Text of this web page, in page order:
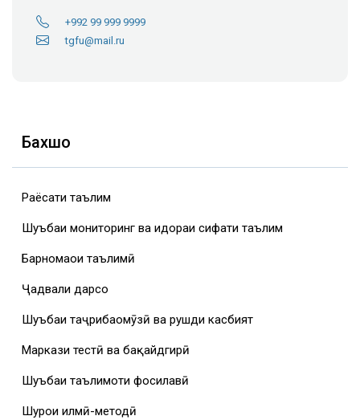
+992 99 999 9999
tgfu@mail.ru
Бахшҳо
Раёсати таълим
Шуъбаи мониторинг ва идораи сифати таълим
Барномаҳои таълимӣ
Ҷадвали дарсҳо
Шуъбаи таҷрибаомӯзӣ ва рушди касбият
Маркази тестӣ ва бақайдгирӣ
Шуъбаи таълимоти фосилавӣ
Шурои илмӣ-методӣ